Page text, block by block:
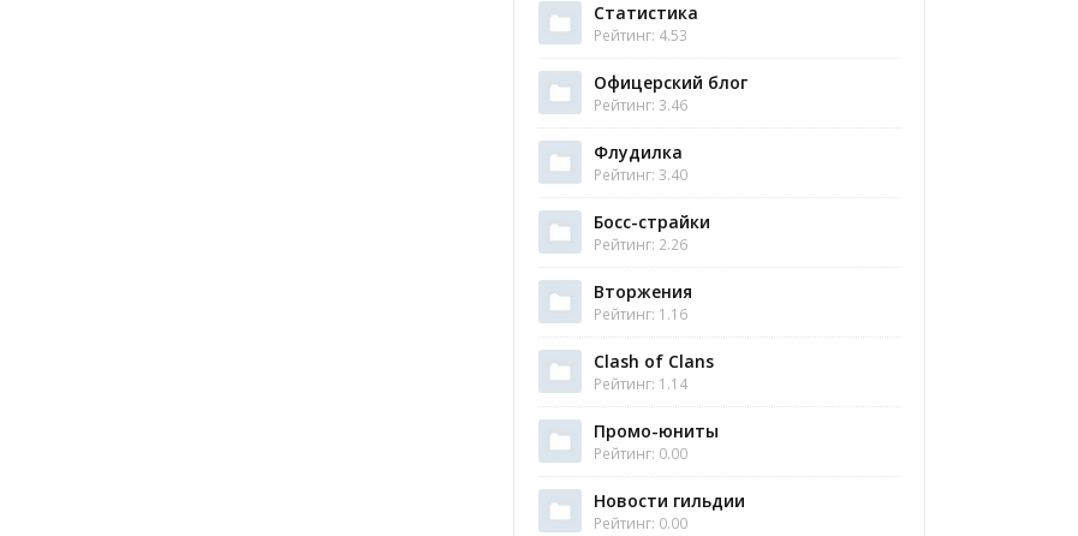
Статистика
Рейтинг: 4.53
Офицерский блог
Рейтинг: 3.46
Флудилка
Рейтинг: 3.40
Босс-страйки
Рейтинг: 2.26
Вторжения
Рейтинг: 1.16
Clash of Clans
Рейтинг: 1.14
Промо-юниты
Рейтинг: 0.00
Новости гильдии
Рейтинг: 0.00